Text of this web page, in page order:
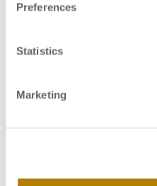
Preferences
Statistics
Marketing